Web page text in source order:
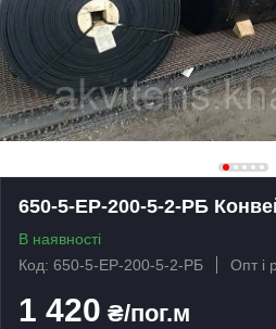
650-5-ЕР-200-5-2-РБ
В наявності
Код: 650-5-ЕР-200-5-2-РБ
Опт і
1 420 ₴/пог.м